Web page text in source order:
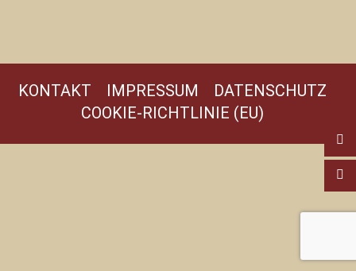
KONTAKT IMPRESSUM
DATENSCHUTZ
COOKIE-RICHTLINIE (EU)